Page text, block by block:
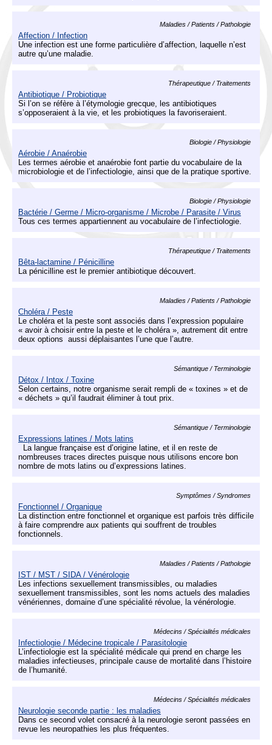
Maladies / Patients / Pathologie
Affection / Infection
Une infection est une forme particulière d’affection, laquelle n’est
autre qu’une maladie.
Thérapeutique / Traitements
Antibiotique / Probiotique
Si l’on se réfère à l’étymologie grecque, les antibiotiques
s’opposeraient à la vie, et les probiotiques la favoriseraient.
Biologie / Physiologie
Aérobie / Anaérobie
Les termes aérobie et anaérobie font partie du vocabulaire de la
microbiologie et de l’infectiologie, ainsi que de la pratique sportive.
Biologie / Physiologie
Bactérie / Germe / Micro-organisme / Microbe / Parasite / Virus
Tous ces termes appartiennent au vocabulaire de l’infectiologie.
Thérapeutique / Traitements
Bêta-lactamine / Pénicilline
La pénicilline est le premier antibiotique découvert.
Maladies / Patients / Pathologie
Choléra / Peste
Le choléra et la peste sont associés dans l’expression populaire
« avoir à choisir entre la peste et le choléra », autrement dit entre
deux options aussi déplaisantes l’une que l’autre.
Sémantique / Terminologie
Détox / Intox / Toxine
Selon certains, notre organisme serait rempli de « toxines » et de
« déchets » qu’il faudrait éliminer à tout prix.
Sémantique / Terminologie
Expressions latines / Mots latins
La langue française est d’origine latine, et il en reste de
nombreuses traces directes puisque nous utilisons encore bon
nombre de mots latins ou d’expressions latines.
Symptômes / Syndromes
Fonctionnel / Organique
La distinction entre fonctionnel et organique est parfois très difficile
à faire comprendre aux patients qui souffrent de troubles
fonctionnels.
Maladies / Patients / Pathologie
IST / MST / SIDA / Vénérologie
Les infections sexuellement transmissibles, ou maladies
sexuellement transmissibles, sont les noms actuels des maladies
vénériennes, domaine d’une spécialité révolue, la vénérologie.
Médecins / Spécialités médicales
Infectiologie / Médecine tropicale / Parasitologie
L’infectiologie est la spécialité médicale qui prend en charge les
maladies infectieuses, principale cause de mortalité dans l’histoire
de l’humanité.
Médecins / Spécialités médicales
Neurologie seconde partie : les maladies
Dans ce second volet consacré à la neurologie seront passées en
revue les neuropathies les plus fréquentes.